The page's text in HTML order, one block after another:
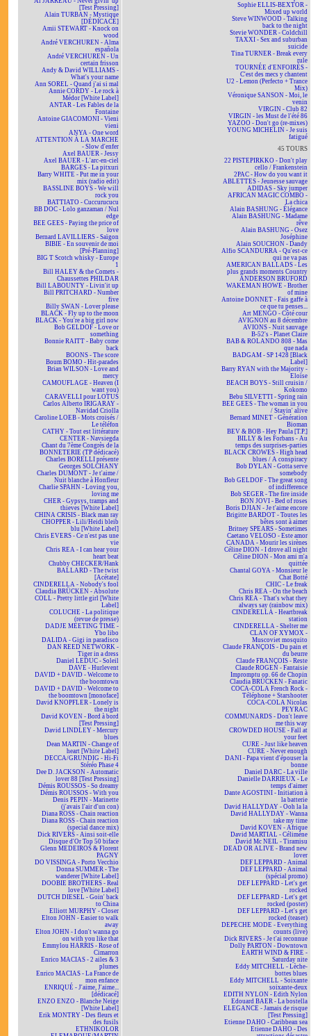
[Test Pressing]
Alain TURBAN - Mystique
[DÉDICACÉ]
Amii STEWART - Knock on
wood
André VERCHUREN - Alma
española
André VERCHUREN - Un
certain frisson
Andy & David WILLIAMS -
What's your name
Ann SOREL - Quand j'ai si mal
Annie CORDY - Le rock à
Médor [White Label]
ANTAR - Les Fables de la
Fontaine
Antoine GIACOMONI - Vieni
vieni
ANYA - One word
ATTENTION À LA MARCHE
- Slow d'enfer
Axel BAUER - Jessy
Axel BAUER - L'arc-en-ciel
BARGES - La pitxuri
Barry WHITE - Put me in your
mix (radio edit)
BASSLINE BOYS - We will
rock you
BATTIATO - Cuccurucucu
BB DOC - Lolo ganzaman / Nul
edge
BEE GEES - Paying the price of
love
Bernard LAVILLIERS - Saïgon
BIBIE - En souvenir de moi
[Pré-Planning]
BIG T Scotch whisky - Europe
1
Bill HALEY & the Comets -
Chaussettes PHILDAR
Bill LABOUNTY - Livin'it up
Bill PRITCHARD - Number
five
Billy SWAN - Lover please
BLACK - Fly up to the moon
BLACK - You're a big girl now
Bob GELDOF - Love or
something
Bonnie RAITT - Baby come
back
BOONS - The score
Boum BOMO - Hit-parades
Brian WILSON - Love and
mercy
CAMOUFLAGE - Heaven (I
want you)
CARAVELLI pour LOTUS
Carlos Alberto IRIGARAY -
Navidad Criolla
Caroline LOEB - Mots croisés /
Le téléfon
CATHY - Tout est littérature
CENTER - Navsiegda
Chant du 7ème Congrès de la
BONNETERIE (TP dédicacé)
Charles BORELLI présente
Georges SOLCHANY
Charles DUMONT - Je t'aime /
Nuit blanche à Honfleur
Charlie SPAHN - Loving you,
loving me
CHER - Gypsys, tramps and
thieves [White Label]
CHINA CRISIS - Black man ray
CHOPPER - Lili/Heidi bleib
blu [White Label]
Chris EVERS - Ce n'est pas une
vie
Chris REA - I can hear your
heart beat
Chubby CHECKER/Hank
BALLARD - The twist
[Acétate]
CINDERELLA - Nobody's fool
Claudia BRÜCKEN - Absolute
COLL - Pretty little girl [White
Label]
COLUCHE - La politique
(revue de presse)
DADJE MEETING TIME -
Ybo libo
DALIDA - Gigi in paradisco
DAN REED NETWORK -
Tiger in a dress
Daniel LEDUC - Soleil
DAVE - Hurlevent
DAVID + DAVID - Welcome to
the boomtown
DAVID + DAVID - Welcome to
the boomtown [monoface]
David KNOPFLER - Lonely is
the night
David KOVEN - Bord à bord
[Test Pressing]
David LINDLEY - Mercury
blues
Dean MARTIN - Change of
heart [White Label]
DECCA/GRUNDIG - Hi-Fi
Stéréo Phase 4
Dee D. JACKSON - Automatic
lover 88 [Test Pressing]
Démis ROUSSOS - So dreamy
Démis ROUSSOS - With you
Denis PEPIN - Marinette
(j'avais l'air d'un con)
Diana ROSS - Chain reaction
Diana ROSS - Chain reaction
(special dance mix)
Dick RIVERS - Ainsi soit-elle
Disque d'Or Top 50 biface
Glenn MEDEIROS & Florent
PAGNY
DO VISSINGA - Porto Vecchio
Donna SUMMER - The
wanderer [White Label]
DOOBIE BROTHERS - Real
love [White Label]
DUTCH DIESEL - Goin' back
to China
Elliott MURPHY - Closer
Elton JOHN - Easier to walk
away
Elton JOHN - I don't wanna go
on with you like that
Emmylou HARRIS - Rose of
Cimarron
Enrico MACIAS - 2 ailes & 3
plumes
Enrico MACIAS - La France de
mon enfance
ENRIQUÉ - J'aime, J'aime...
[dédicacé]
ENZO ENZO - Blanche Neige
[White Label]
Erik MONTRY - Des fleurs et
des fusils
ETHNIKOLOR
Sophie ELLIS-BEXTOR -
Mixed up world
Steve WINWOOD - Talking
back to the night
Stevie WONDER - Coldchill
TAXXI - Sex and suburban
suicide
Tina TURNER - Break every
rule
TOURNÉE d'ENFOIRÉS -
C'est des mecs y chantent
U2 - Lemon (Perfecto + Trance
Mix)
Véronique SANSON - Moi, le
venin
VIRGIN - Club 82
VIRGIN - les Must de l'été 86
YAZOO - Don't go (re-mixes)
YOUNG MICHELIN - Je suis
fatigué
45 TOURS
22 PISTEPIRKKO - Don't play
cello / Frankenstein
2PAC - How do you want it
ABLETTES - Jeunesse sauvage
ADIDAS - Sky jumper
AFRICAN MAGIC COMBO -
La chica
Alain BASHUNG - Élégance
Alain BASHUNG - Madame
rêve
Alain BASHUNG - Osez
Joséphine
Alain SOUCHON - Dandy
Alfio SCANDURRA - Qu'est-ce
qui ne va pas
AMERICAN BALLADS - Les
plus grands moments Country
ANDERSON BRUFORD
WAKEMAN HOWE - Brother
of mine
Antoine DONNET - Fais gaffe à
ce que tu penses...
Art MENGO - Côté cour
AVIGNON au 8 décembre
AVIONS - Nuit sauvage
B-52's - Planet Claire
BAB & ROLANDO 808 - Mas
que nada
BADGAM - SP 1428 [Black
Label]
Barry RYAN with the Majority -
Eloïse
BEACH BOYS - Still cruisin /
Kokomo
Bebu SILVETTI - Spring rain
BEE GEES - The woman in you
/ Stayin' alive
Bernard MINET - Génération
Bioman
BEV & BOB - Hey Paula [T.P.]
BILLY & les Forbans - Au
temps des surprises-parties
BLACK CROWES - High head
blues / A conspiracy
Bob DYLAN - Gotta serve
somebody
Bob GELDOF - The great song
of indifference
Bob SEGER - The fire inside
BON JOVI - Bed of roses
Boris DJIAN - Je t'aime encore
Brigitte BARDOT - Toutes les
bêtes sont à aimer
Britney SPEARS - Sometimes
Caetano VELOSO - Este amor
CANADA - Mourir les sirènes
Céline DION - I drove all night
Céline DION - Mon ami m'a
quittée
Chantal GOYA - Monsieur le
Chat Botté
CHIC - Le freak
Chris REA - On the beach
Chris REA - That's what they
always say (rainbow mix)
CINDERELLA - Heartbreak
station
CINDERELLA - Shelter me
CLAN OF XYMOX -
Muscoviet mosquito
Claude FRANÇOIS - Du pain et
du beurre
Claude FRANÇOIS - Reste
Claude ROGEN - Fantaisie
Impromptu op. 66 de Chopin
Claudia BRÜCKEN - Fanatic
COCA-COLA French Rock -
Téléphone + Starshooter
COCA-COLA Nicolas
PEYRAC
COMMUNARDS - Don't leave
me this way
CROWDED HOUSE - Fall at
your feet
CURE - Just like heaven
CURE - Never enough
DANI - Papa vient d'épouser la
bonne
Daniel DARC - La ville
Danielle DARRIEUX - Le
temps d'aimer
Dante AGOSTINI - Initiation à
la batterie
David HALLYDAY - Ooh la la
David HALLYDAY - Wanna
take my time
David KOVEN - Afrique
David MARTIAL - Célimène
David Mc NEIL - Tiramisu
DEAD OR ALIVE - Brand new
lover
DEF LEPPARD - Animal
DEF LEPPARD - Animal
(spécial promo)
DEF LEPPARD - Let's get
rocked
DEF LEPPARD - Let's get
rocked (poster)
DEF LEPPARD - Let's get
rocked (teaser)
DEPECHE MODE - Everything
counts (live)
Dick RIVERS - Je t'ai reconnue
Dolly PARTON - Downtown
EARTH WIND & FIRE -
Saturday nite
Eddy MITCHELL - Lèche-
bottes blues
Eddy MITCHELL - Soixante
soixante-deux
EDITH NYLON - Edith Nylon
Edouard BAER - La bostella
ELEGANCE - Jamais de risque
[Test Pressing]
Etienne DAHO - Caribbean sea
Etienne DAHO - Des